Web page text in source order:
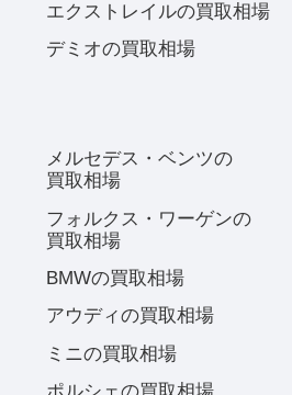
エクストレイルの買取相場
デミオの買取相場
メルセデス・ベンツの
買取相場
フォルクス・ワーゲンの
買取相場
BMWの買取相場
アウディの買取相場
ミニの買取相場